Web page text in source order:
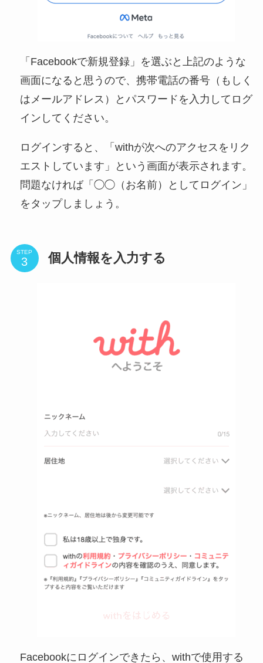
「Facebookで新規登録」を選ぶと上記のような
画面になると思うので、携帯電話の番号（もしく
はメールアドレス）とパスワードを入力してログ
インしてください。
ログインすると、「withが次へのアクセスをリク
エストしています」という画面が表示されます。
問題なければ「◯◯（お名前）としてログイン」
をタップしましょう。
STEP 個人情報を入力する
Facebookにログインできたら、withで使用する